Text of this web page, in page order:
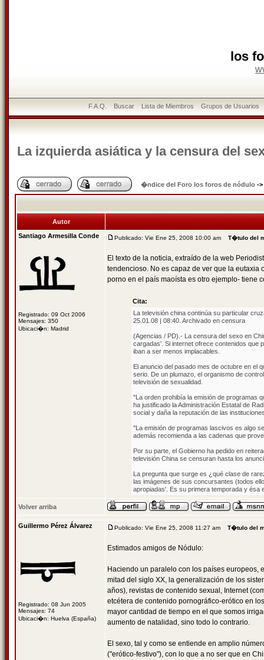
los
F.A.Q. Buscar Lista de Miembros Grupos de Usuarios
La izquierda asiática y la censura del
�ndice del Foro los foros de nódulo ->
Autor
Santiago Armesilla Conde
Registrado: 09 Oct 2006
Mensajes: 350
Ubicaci�n: Madrid
Publicado: Vie Ene 25, 2008 10:00 am T�tulo del
El texto de la noticia, extraído de la web
tendencioso. No es capaz de ver que la
porno en el país maoísta es otro ejemplo- tiene
Cita:
La televisión china continúa su particular
25.01.08 | 08:40. Archivado en censura
(Agencias / PD).- La censura del sexo en
cargadas'. Si internet ofrece contenidos que
iban a ser menos implacables.
El anuncio del pasado mes de octubre en el
serio. De un plumazo, el organismo de
televisión de sexualidad.
"La orden prohibía la emisión de programas
ha justificado la Administración Estatal de
social y daña la reputación de las
"La emisión de programas lascivos es algo
además recomienda a las cadenas que
Por su parte, el Gobierno ha pedido en
televisión China se censuran hasta los
La pregunta que surge es ¿qué clase de
las imágenes de sus concursantes (todos
apropiadas'. Es su primera temporada y ésa
Volver arriba
Guillermo Pérez Álvarez
Registrado: 08 Jun 2005
Mensajes: 74
Ubicaci�n: Huelva (España)
Publicado: Vie Ene 25, 2008 11:27 am T�tulo del
Estimados amigos de Nódulo:
Haciendo un paralelo con los países europeos,
mitad del siglo XX, la generalización de los
años), revistas de contenido sexual, Internet
etcétera de contenido pornográfico-erótico en
mayor cantidad de tiempo en el que somos
aumento de natalidad, sino todo lo contrario.
El sexo, tal y como se entiende en amplio
("erótico-festivo"), con lo que a no ser que en